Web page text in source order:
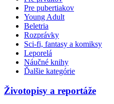
Pre pubertiakov
Young Adult
Beletria
Rozprávky
Sci-fi, fantasy a komiksy
Leporelá
Náučné knihy
Ďalšie kategórie
Životopisy a reportáže